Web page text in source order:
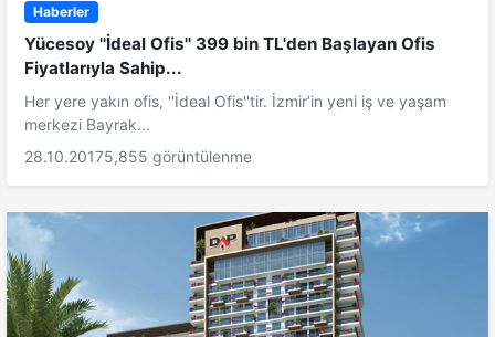
Haberler
Yücesoy ''İdeal Ofis'' 399 bin TL'den Başlayan Ofis
Fiyatlarıyla Sahip...
Her yere yakın ofis, ''İdeal Ofis''tir. İzmir’in yeni iş ve yaşam
merkezi Bayrak...
28.10.20175,855 görüntülenme